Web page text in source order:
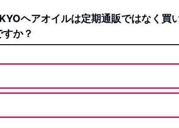
ヘアオイルは定期通販ではなく買
か？